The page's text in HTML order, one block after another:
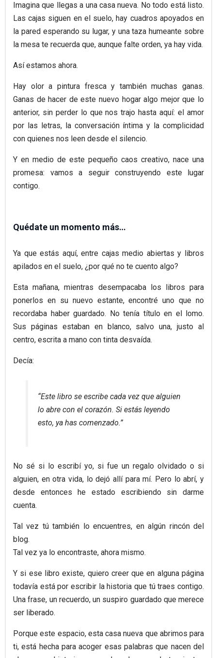
Imagina que llegas a una casa nueva. No todo está listo.
Las cajas siguen en el suelo, hay cuadros apoyados en
la pared esperando su lugar, y una taza humeante sobre
la mesa te recuerda que, aunque falte orden, ya hay vida.
Así estamos ahora.
Hay olor a pintura fresca y también muchas ganas.
Ganas de hacer de este nuevo hogar algo mejor que lo
anterior, sin perder lo que nos trajo hasta aquí: el amor
por las letras, la conversación íntima y la complicidad
con quienes nos leen desde el silencio.
Y en medio de este pequeño caos creativo, nace una
promesa: vamos a seguir construyendo este lugar
contigo.
Quédate un momento más…
Ya que estás aquí, entre cajas medio abiertas y libros
apilados en el suelo, ¿por qué no te cuento algo?
Esta mañana, mientras desempacaba los libros para
ponerlos en su nuevo estante, encontré uno que no
recordaba haber guardado. No tenía título en el lomo.
Sus páginas estaban en blanco, salvo una, justo al
centro, escrita a mano con tinta desvaída.
Decía:
“Este libro se escribe cada vez que alguien
lo abre con el corazón. Si estás leyendo
esto, ya has comenzado.”
No sé si lo escribí yo, si fue un regalo olvidado o si
alguien, en otra vida, lo dejó allí para mí. Pero lo abrí, y
desde entonces he estado escribiendo sin darme
cuenta.
Tal vez tú también lo encuentres, en algún rincón del
blog.
Tal vez ya lo encontraste, ahora mismo.
Y si ese libro existe, quiero creer que en alguna página
todavía está por escribir la historia que tú traes contigo.
Una frase, un recuerdo, un suspiro guardado que merece
ser liberado.
Porque este espacio, esta casa nueva que abrimos para
ti, está hecha para acoger esas palabras que nacen del